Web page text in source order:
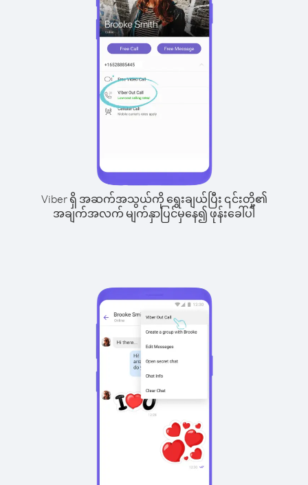
Viber ရှိ အဆက်အသွယ်ကို ရွေးချယ်ပြီး ၎င်းတို့၏
အချက်အလက် မျက်နှာပြင်မှနေ၍ ဖုန်းခေါ်ပါ